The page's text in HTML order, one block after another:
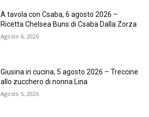
A tavola con Csaba, 6 agosto 2026 –
Ricetta Chelsea Buns di Csaba Dalla Zorza
Agosto 6, 2026
Giusina in cucina, 5 agosto 2026 – Treccine
allo zucchero di nonna Lina
Agosto 5, 2026